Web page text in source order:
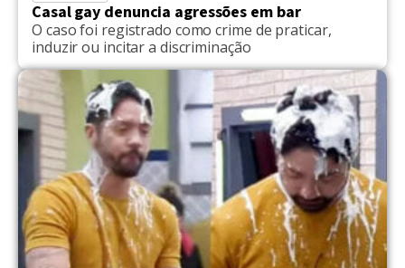
Casal gay denuncia agressões em bar
O caso foi registrado como crime de praticar,
induzir ou incitar a discriminação